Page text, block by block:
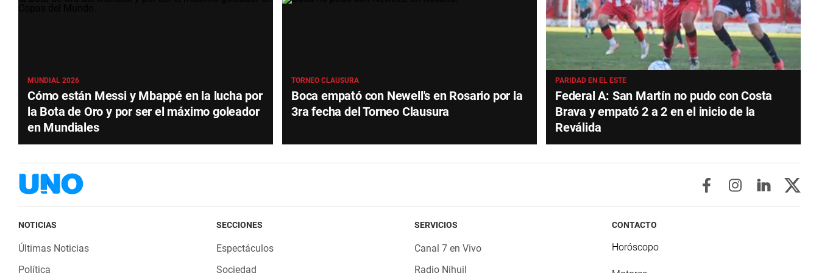
MUNDIAL 2026
Cómo están Messi y Mbappé en la lucha por
la Bota de Oro y por ser el máximo goleador
en Mundiales
TORNEO CLAUSURA
Boca empató con Newell's en Rosario por la
3ra fecha del Torneo Clausura
PARIDAD EN EL ESTE
Federal A: San Martín no pudo con Costa
Brava y empató 2 a 2 en el inicio de la
Reválida
NOTICIAS
Últimas Noticias
Política
SECCIONES
Espectáculos
Sociedad
SERVICIOS
Canal 7 en Vivo
Radio Nihuil
CONTACTO
Horóscopo